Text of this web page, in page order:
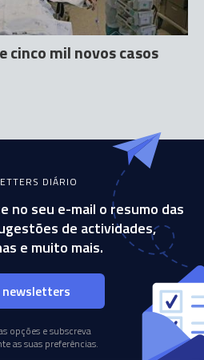
cinco mil novos casos
DIÁRIO
no seu e-mail o resumo das
de actividades,
e muito mais.
newsletters
opções e subscreva
as suas preferências.